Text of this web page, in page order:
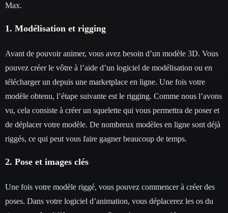
Max.
1. Modélisation et rigging
Avant de pouvoir animer, vous avez besoin d’un modèle 3D. Vous
pouvez créer le vôtre à l’aide d’un logiciel de modélisation ou en
télécharger un depuis une marketplace en ligne. Une fois votre
modèle obtenu, l’étape suivante est le rigging. Comme nous l’avons
vu, cela consiste à créer un squelette qui vous permettra de poser et
de déplacer votre modèle. De nombreux modèles en ligne sont déjà
riggés, ce qui peut vous faire gagner beaucoup de temps.
2. Pose et images clés
Une fois votre modèle riggé, vous pouvez commencer à créer des
poses. Dans votre logiciel d’animation, vous déplacerez les os du